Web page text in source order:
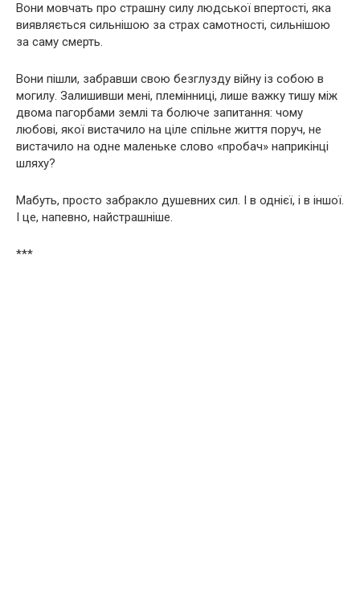
Вони мовчать про страшну силу людської впертості, яка
виявляється сильнішою за страх самотності, сильнішою
за саму смерть.
Вони пішли, забравши свою безглузду війну із собою в
могилу. Залишивши мені, племінниці, лише важку тишу між
двома пагорбами землі та болюче запитання: чому
любові, якої вистачило на ціле спільне життя поруч, не
вистачило на одне маленьке слово «пробач» наприкінці
шляху?
Мабуть, просто забракло душевних сил. І в однієї, і в іншої.
І це, напевно, найстрашніше.
***